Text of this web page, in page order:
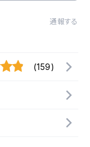
通報する
(159)